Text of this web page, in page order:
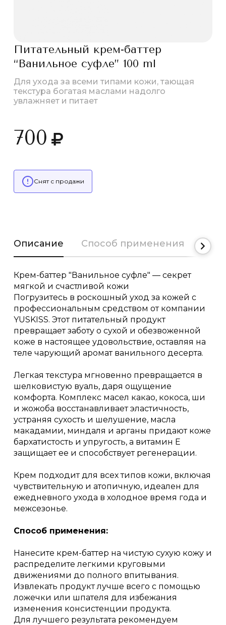
Питательный крем-баттер
“Ванильное суфле” 100 ml
Для ухода за всеми типами кожи, тающая
текстура богатая маслами надолго
увлажняет и питает
700
Снят с продажи
Описание Способ применения
Крем-баттер "Ванильное суфле" — секрет
мягкой и счастливой кожи
Погрузитесь в роскошный уход за кожей с
профессиональным средством от компании
YUSKISS. Этот питательный продукт
превращает заботу о сухой и обезвоженной
коже в настоящее удовольствие, оставляя на
теле чарующий аромат ванильного десерта.
Легкая текстура мгновенно превращается в
шелковистую вуаль, даря ощущение
комфорта. Комплекс масел какао, кокоса, ши
и жожоба восстанавливает эластичность,
устраняя сухость и шелушение, масла
макадамии, миндаля и арганы придают коже
бархатистость и упругость, а витамин Е
защищает ее и способствует регенерации.
Крем подходит для всех типов кожи, включая
чувствительную и атопичную, идеален для
ежедневного ухода в холодное время года и
межсезонье.
Способ применения:
Нанесите крем-баттер на чистую сухую кожу и
распределите легкими круговыми
движениями до полного впитывания.
Извлекать продукт лучше всего с помощью
ложечки или шпателя для избежания
изменения консистенции продукта.
Для лучшего результата рекомендуем